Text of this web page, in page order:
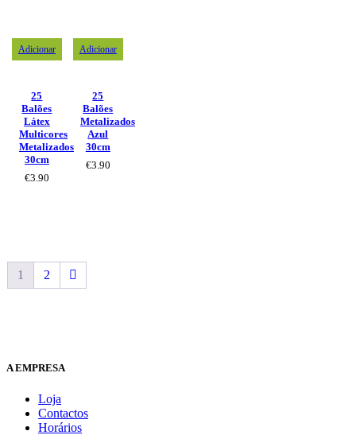
Adicionar
25
Balões
Látex
Multicores
Metalizados
30cm
€3.90
Adicionar
25
Balões
Metalizados
Azul
30cm
€3.90
1 2
A EMPRESA
Loja
Contactos
Horários